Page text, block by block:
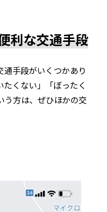
利な交通手段
手段がいくつかあり
くない」「ぼったく
う方は、ぜひほかの交